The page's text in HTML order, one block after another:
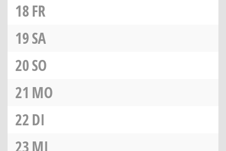
18FR
19SA
20SO
21 MO
22DI
23MI